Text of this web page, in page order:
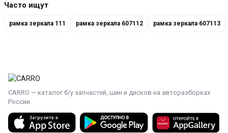
Часто ищут
рамка зеркала 111 рамка зеркала 607112 рамка зеркала 607113
CARRO — каталог б/у запчастей, шин и дисков на авторазборках
России.